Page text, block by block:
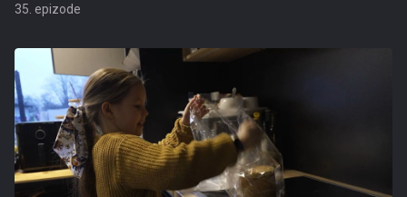
35. epizode